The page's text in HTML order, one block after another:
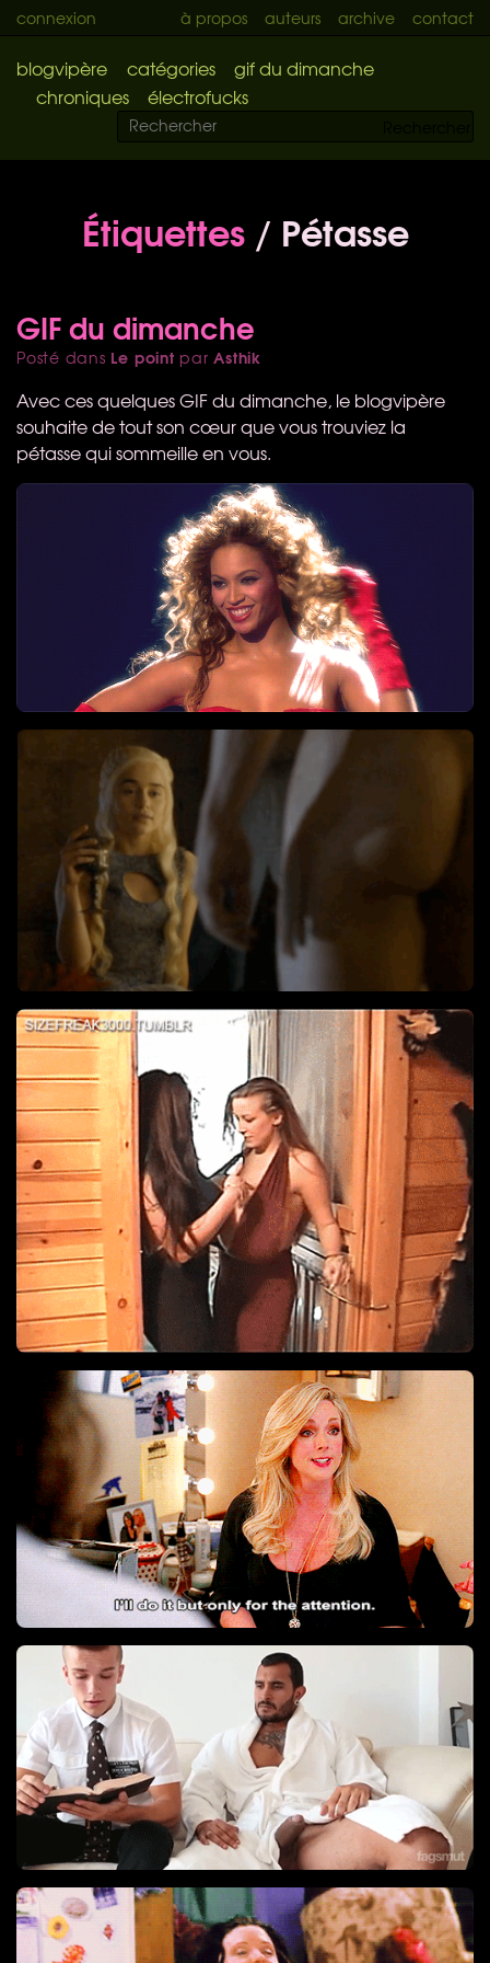
connexion à propos auteurs archive contact
blogvipère catégories
gif du dimanche
chroniques
électrofucks
Étiquettes/ Pétasse
GIF du dimanche
Posté dans Le point parAsthik
Avec ces quelquesGIFdu dimanche, le blogvipère
souhaite de tout son cœur que vous trouviez la
pétasse qui sommeille en vous.